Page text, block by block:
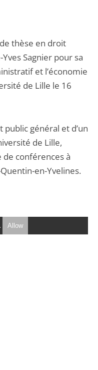
thèse en droit
Sagnier pour sa
et l’économie
de Lille le 16
public général et d’un
de Lille,
de conférences à
en-Yvelines.
Allow